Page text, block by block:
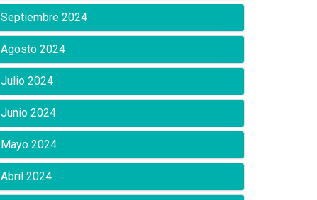
Septiembre 2024
Agosto 2024
Julio 2024
Junio 2024
Mayo 2024
Abril 2024